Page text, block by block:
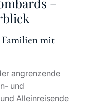
Familien mit
angrenzende
und
Alleinreisende